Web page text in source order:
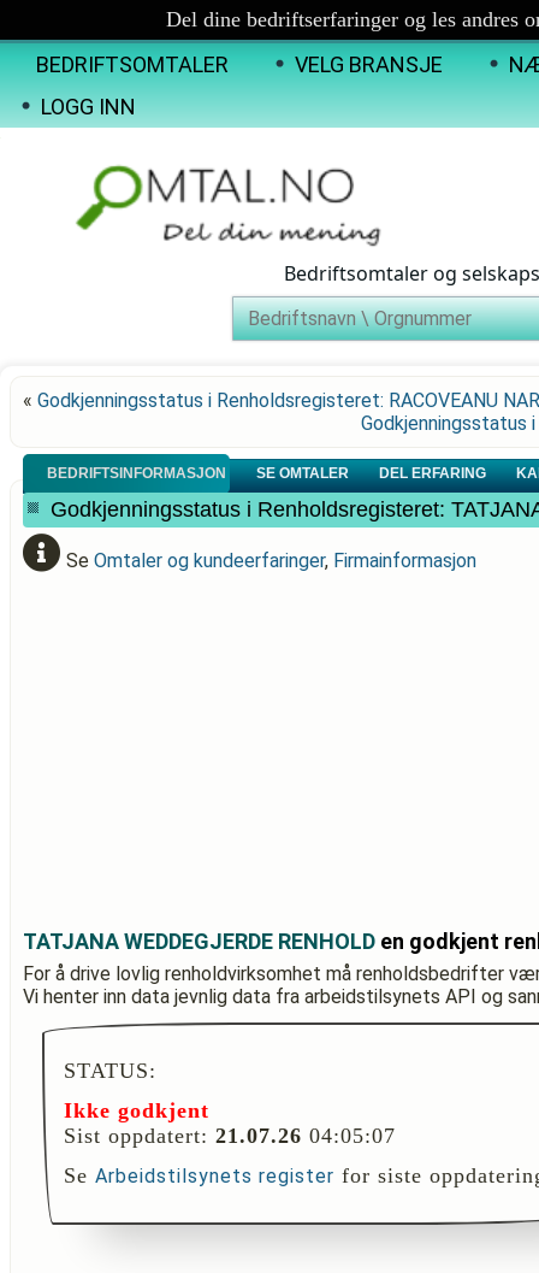
Del dine bedriftserfaringer og les andres
BEDRIFTSOMTALER VELG BRANSJE
LOGG INN
Bedriftsomtaler og
« Godkjenningsstatus i Renholdsregisteret: RACOVEANU
Godkjenningsstatus
BEDRIFTSINFORMASJON SE OMTALER DEL ERFARING
Godkjenningsstatus i Renholdsregisteret:
Se Omtaler og kundeerfaringer, Firmainformasjon
TATJANA WEDDEGJERDE RENHOLD en godkjent
For å drive lovlig renholdvirksomhet må renholdsbedrifter
Vi henter inn data jevnlig data fra arbeidstilsynets API og
STATUS:
Ikke godkjent
Sist oppdatert: 21.07.26 04:05:07
Se Arbeidstilsynets register for siste